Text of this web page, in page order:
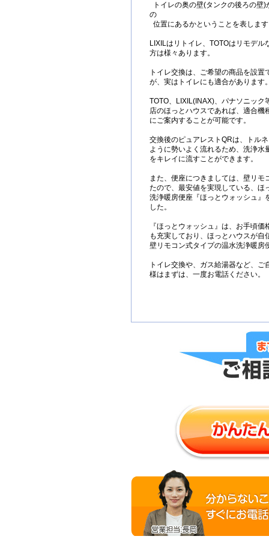
トイレの奥の壁(タンクの後ろの壁
の
位置にあるかということを表しま
LIXILはリトイレ、TOTOはリモデル
方は様々あります。
トイレ交換は、ご希望の商品を設置
が、実はトイレにも適合があります
TOTO、LIXIL(INAX)、パナソニック
店のほっとハウスであれば、適合機
にご案内することが可能です。
交換後のピュアレストQRは、トル
ように勢いよく流れるため、洗浄水
をキレイに流すことができます。
また、便座につきましては、壁リモ
たので、最安値を実現している、ほ
洗浄暖房便座『ほっとウォッシュ』
した。
『ほっとウォッシュ』は、お手頃
も充実しており、ほっとハウスが自
壁リモコン式タイプの温水洗浄暖房
トイレ交換や、ガス給湯器など、
様はまずは、一度お電話ください。